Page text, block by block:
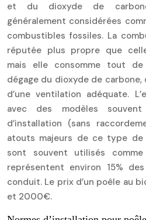
et du dioxyde de
généralement considérées
combustibles fossiles. La
réputée plus propre que
mais elle consomme tout
dégage du dioxyde de carbone,
d’une ventilation adéquate.
avec des modèles
d’installation (sans
atouts majeurs de ce type de
sont souvent utilisés
représentent environ 15%
conduit. Le prix d’un poêle au
et 2000€.